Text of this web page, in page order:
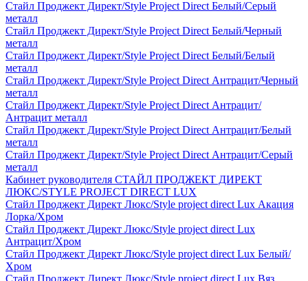
Стайл Проджект Директ/Style Project Direct Белый/Серый
металл
Стайл Проджект Директ/Style Project Direct Белый/Черный
металл
Стайл Проджект Директ/Style Project Direct Белый/Белый
металл
Стайл Проджект Директ/Style Project Direct Антрацит/Черный
металл
Стайл Проджект Директ/Style Project Direct Антрацит/
Антрацит металл
Стайл Проджект Директ/Style Project Direct Антрацит/Белый
металл
Стайл Проджект Директ/Style Project Direct Антрацит/Серый
металл
Кабинет руководителя СТАЙЛ ПРОДЖЕКТ ДИРЕКТ
ЛЮКС/STYLE PROJECT DIRECT LUX
Стайл Проджект Директ Люкс/Style project direct Lux Акация
Лорка/Хром
Стайл Проджект Директ Люкс/Style project direct Lux
Антрацит/Хром
Стайл Проджект Директ Люкс/Style project direct Lux Белый/
Хром
Стайл Проджект Директ Люкс/Style project direct Lux Вяз